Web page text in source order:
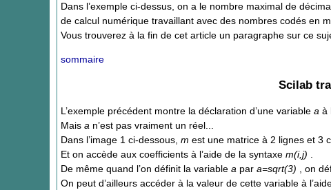
Dans l’exemple ci-dessus, on a le nombre maximal de
de calcul numérique travaillant avec des nombres codés en
Vous trouverez à la fin de cet article un paragraphe sur ce
sommaire
Scilab
L’exemple précédent montre la déclaration d’une variable a à
Mais a n’est pas vraiment un réel...
Dans l’image 1 ci-dessous, m est une matrice à 2 lignes et 3
Et on accède aux coefficients à l’aide de la syntaxe m(i,j)
De même quand l’on définit la variable a par a=sqrt(3)
, on
On peut d’ailleurs accéder à la valeur de cette variable à